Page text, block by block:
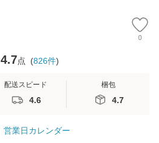
0
4.7点 (826件)
配送スピード
4.6
梱包
4.7
営業日カレンダー